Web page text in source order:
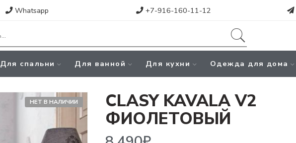
Whatsapp +7-916-160-11-12
Для спальни Для ванной Для кухни Одежда для дома
НЕТ В НАЛИЧИИ CLASY KAVALA V2
ФИОЛЕТОВЫЙ
8,490₽